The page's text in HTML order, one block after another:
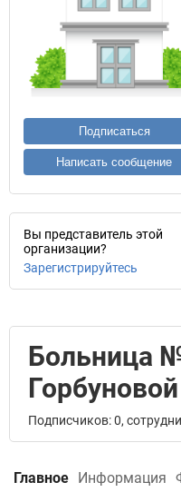
Подписаться
Написать сообщение
Вы представитель этой
организации?
Зарегистрируйтесь
Больница
Горбуновой
Подписчиков: 0,
Главное Информация